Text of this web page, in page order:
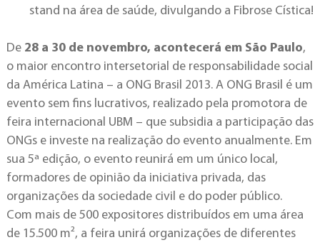
stand na área de saúde, divulgando a Fibrose Cística!
De 28 a 30 de novembro, acontecerá em São Paulo,
o maior encontro intersetorial de responsabilidade social
da América Latina – a ONG Brasil 2013. A ONG Brasil é um
evento sem fins lucrativos, realizado pela promotora de
feira internacional UBM – que subsidia a participação das
ONGs e investe na realização do evento anualmente. Em
sua 5ª edição, o evento reunirá em um único local,
formadores de opinião da iniciativa privada, das
organizações da sociedade civil e do poder público.
Com mais de 500 expositores distribuídos em uma área
de 15.500 m², a feira unirá organizações de diferentes